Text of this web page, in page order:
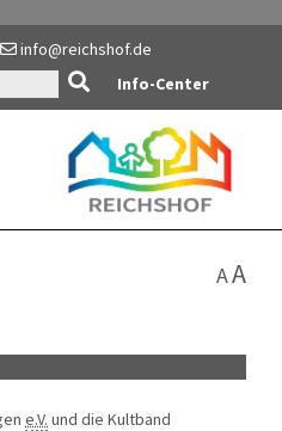
info@reichshof.de
Info-Center
AA
e.V. und die Kultband